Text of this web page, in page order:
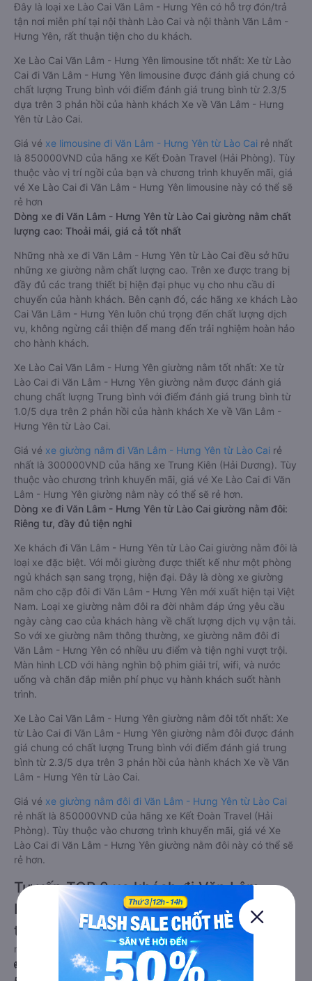
Đây là loại xe Lào Cai Văn Lâm - Hưng Yên có hỗ trợ đón/trả
tận nơi miễn phí tại nội thành Lào Cai và nội thành Văn Lâm -
Hưng Yên, rất thuận tiện cho du khách.
Xe Lào Cai Văn Lâm - Hưng Yên limousine tốt nhất: Xe từ Lào
Cai đi Văn Lâm - Hưng Yên limousine được đánh giá chung có
chất lượng Trung bình với điểm đánh giá trung bình từ 2.3/5
dựa trên 3 phản hồi của hành khách Xe về Văn Lâm - Hưng
Yên từ Lào Cai.
Giá vé xe limousine đi Văn Lâm - Hưng Yên từ Lào Cai rẻ nhất
là 850000VND của hãng xe Kết Đoàn Travel (Hải Phòng). Tùy
thuộc vào vị trí ngồi của bạn và chương trình khuyến mãi, giá
vé Xe Lào Cai đi Văn Lâm - Hưng Yên limousine này có thể sẽ
rẻ hơn
Dòng xe đi Văn Lâm - Hưng Yên từ Lào Cai giường nằm chất
lượng cao: Thoải mái, giá cả tốt nhất
Những nhà xe đi Văn Lâm - Hưng Yên từ Lào Cai đều sở hữu
những xe giường nằm chất lượng cao. Trên xe được trang bị
đầy đủ các trang thiết bị hiện đại phục vụ cho nhu cầu di
chuyển của hành khách. Bên cạnh đó, các hãng xe khách Lào
Cai Văn Lâm - Hưng Yên luôn chú trọng đến chất lượng dịch
vụ, không ngừng cải thiện để mang đến trải nghiệm hoàn hảo
cho hành khách.
Xe Lào Cai Văn Lâm - Hưng Yên giường nằm tốt nhất: Xe từ
Lào Cai đi Văn Lâm - Hưng Yên giường nằm được đánh giá
chung chất lượng Trung bình với điểm đánh giá trung bình từ
1.0/5 dựa trên 2 phản hồi của hành khách Xe về Văn Lâm -
Hưng Yên từ Lào Cai.
Giá vé xe giường nằm đi Văn Lâm - Hưng Yên từ Lào Cai rẻ
nhất là 300000VND của hãng xe Trung Kiên (Hải Dương). Tùy
thuộc vào chương trình khuyến mãi, giá vé Xe Lào Cai đi Văn
Lâm - Hưng Yên giường nằm này có thể sẽ rẻ hơn.
Dòng xe đi Văn Lâm - Hưng Yên từ Lào Cai giường nằm đôi:
Riêng tư, đầy đủ tiện nghi
Xe khách đi Văn Lâm - Hưng Yên từ Lào Cai giường nằm đôi là
loại xe đặc biệt. Với mỗi giường được thiết kế như một phòng
ngủ khách sạn sang trọng, hiện đại. Đây là dòng xe giường
nằm cho cặp đôi đi Văn Lâm - Hưng Yên mới xuất hiện tại Việt
Nam. Loại xe giường nằm đôi ra đời nhằm đáp ứng yêu cầu
ngày càng cao của khách hàng về chất lượng dịch vụ vận tải.
So với xe giường nằm thông thường, xe giường nằm đôi đi
Văn Lâm - Hưng Yên có nhiều ưu điểm và tiện nghi vượt trội.
Màn hình LCD với hàng nghìn bộ phim giải trí, wifi, và nước
uống và chăn đắp miễn phí phục vụ hành khách suốt hành
trình.
Xe Lào Cai Văn Lâm - Hưng Yên giường nằm đôi tốt nhất: Xe
từ Lào Cai đi Văn Lâm - Hưng Yên giường nằm đôi được đánh
giá chung có chất lượng Trung bình với điểm đánh giá trung
bình từ 2.3/5 dựa trên 3 phản hồi của hành khách Xe về Văn
Lâm - Hưng Yên từ Lào Cai.
Giá vé xe giường nằm đôi đi Văn Lâm - Hưng Yên từ Lào Cai
rẻ nhất là 850000VND của hãng xe Kết Đoàn Travel (Hải
Phòng). Tùy thuộc vào chương trình khuyến mãi, giá vé Xe
Lào Cai đi Văn Lâm - Hưng Yên giường nằm đôi này có thể sẽ
rẻ hơn.
Tư vấn TOP 2 xe khách đi Văn Lâm -
Hưng Yên từ Lào Cai chất lượng cao, uy
tín, giá rẻ nhất 08/2026
null
🚌 1. Xe Kết Đoàn Travel (Hải Phòng) khởi hành tại